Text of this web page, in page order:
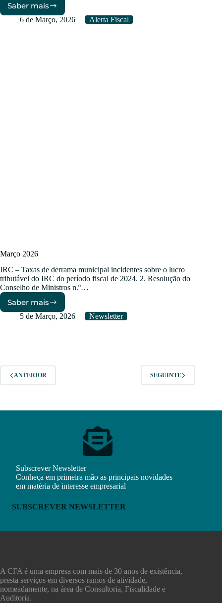
Saber mais
Modelo
22
6 de Março, 2026 Alerta Fiscal
Março 2026
IRC – Taxas de derrama municipal incidentes sobre o lucro
tributável do IRC do período fiscal de 2024. 2. Resolução do
Conselho de Ministros n.º…
Saber mais
Março
2026
5 de Março, 2026 Newsletter
ANTERIOR SEGUINTE
Subscrever Newsletter
Conheça em primeira mão as principais novidades
em matéria de interesse empresarial
SUBSCREVER NEWSLETTER
A CFA é uma empresa com mais de 30 anos de existência,
presta serviços em diversos ramos de atividade,
nomeadamente, na área de Consultoria, Fiscalidade e
Auditoria.